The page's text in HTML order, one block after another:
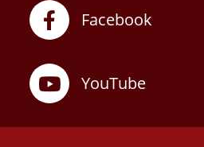
Facebook
YouTube